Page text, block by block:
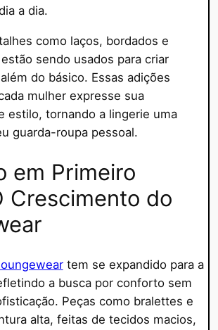
a dia.
como laços, bordados e
sendo usados para criar
do básico. Essas adições
mulher expresse sua
estilo, tornando a lingerie uma
guarda-roupa pessoal.
em Primeiro
Crescimento do
tem se expandido para a
a busca por conforto sem
Peças como bralettes e
alta, feitas de tecidos macios,